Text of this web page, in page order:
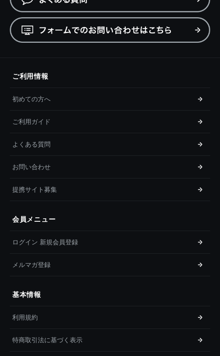
ご利用情報
初めての方へ
ご利用ガイド
よくある質問
お問い合わせ
提携サイト募集
会員メニュー
ログイン 新規会員登録
メルマガ登録
基本情報
利用規約
特商取引法に基づく表示